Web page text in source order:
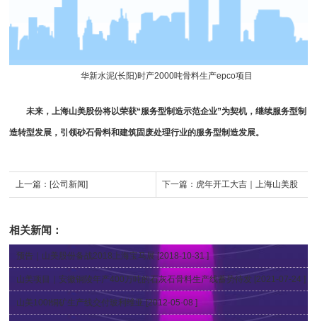
华新水泥(长阳)时产2000吨骨料生产epco项目
未来，上海山美股份将以荣获“服务型制造示范企业”为契机，继续服务型制
造转型发展，引领砂石骨料和建筑固废处理行业的服务型制造发展。
上一篇： [公司新闻] 下一篇： 虎年开工大吉｜上海山美股
相关新闻：
预告｜山美股份备战2018上海宝马展 [2018-10-31 ]
山美项目｜安徽铜陵年产400万吨的石灰石骨料生产线蓄势待发 [2021-07-24 ]
山美100t铜矿生产线交付玻利维亚 [2012-05-08 ]